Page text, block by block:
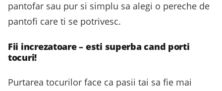
pantofar sau pur si simplu sa alegi o pereche de
pantofi care ti se potrivesc.
Fii increzatoare – esti superba cand porti
tocuri!
Purtarea tocurilor face ca pasii tai sa fie mai